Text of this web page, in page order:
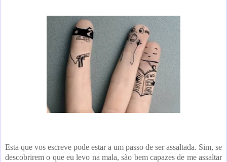
Esta que vos escreve pode estar a um passo de ser assaltada. Sim, se
descobrirem o que eu levo na mala, são bem capazes de me assaltar